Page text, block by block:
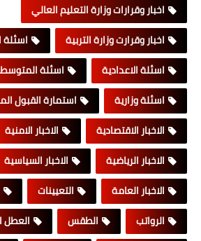
اخبار وقرارات وزارة التعليم العالي
اخبار وقرارت وزارة التربية
اسئلة
اسئلة الاعدادية
اسئلة
اسئلة وزارية
استمارة القبول
الاخبار الاقتصادية
الاخبار الامنية
الاخبار الرياضية
الاخبار السياسية
الاخبار العامة
التعيينات
الرواتب
الطقس
العطل